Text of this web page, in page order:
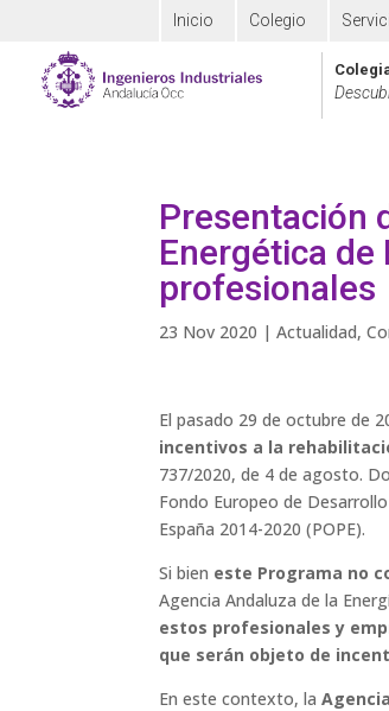
Inicio Colegio
Presentación
Energética de
profesionales
23 Nov 2020 |Actualidad,
El pasado 29 de octubre de
incentivos a la
737/2020, de 4 de agosto.
Fondo Europeo de
España 2014-2020 (POPE).
Si bien este Programa no
Agencia Andaluza de la
estos profesionales y
que serán objeto de
En este contexto, la